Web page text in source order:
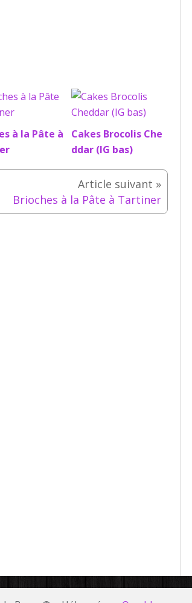
à la Pâte à
Cakes Brocolis Che
ddar (IG bas)
Brioches à la Pâte à Tartiner